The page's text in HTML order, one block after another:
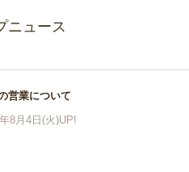
ニュース
営業について
8月4日(火)UP!